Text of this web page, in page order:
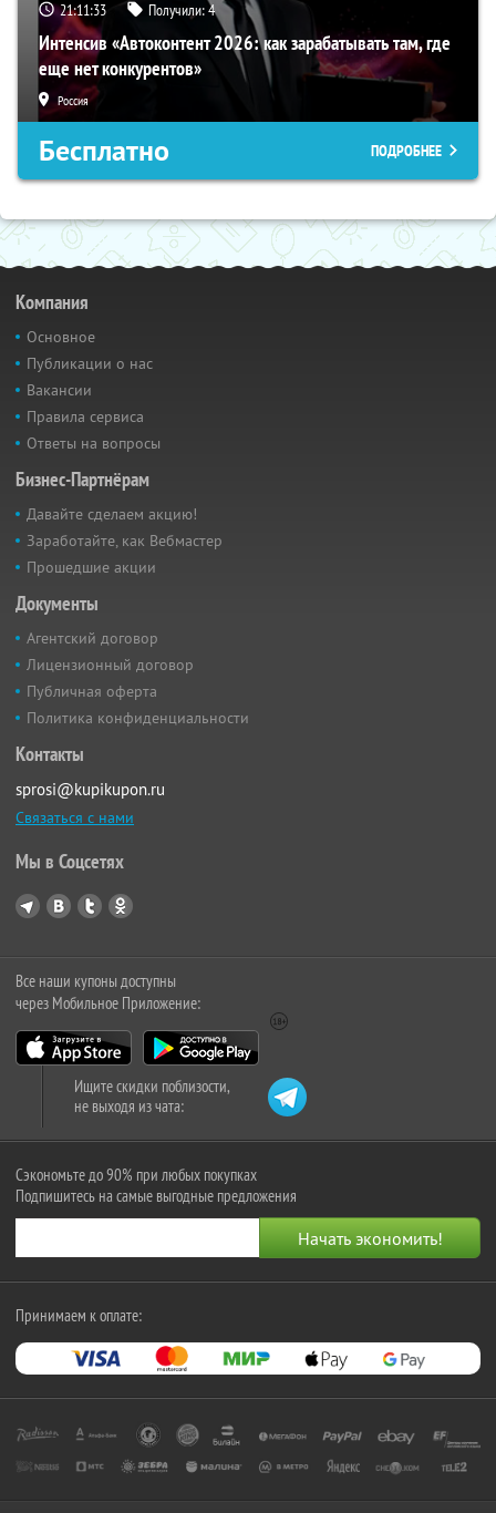
21:11:32 Получили:4
Интенсив «Автоконтент 2026: как зарабатывать там, где
еще нет конкурентов»
Россия
Бесплатно ПОДРОБНЕЕ
Компания
Основное
Публикации о нас
Вакансии
Правила сервиса
Ответы на вопросы
Бизнес-Партнёрам
Давайте сделаем акцию!
Заработайте, как Вебмастер
Прошедшие акции
Документы
Агентский договор
Лицензионный договор
Публичная оферта
Политика конфиденциальности
Контакты
sprosi@kupikupon.ru
Связаться с нами
Мы в Соцсетях
Все наши купоны доступны
через Мобильное Приложение:
Ищите скидки поблизости,
не выходя из чата:
Сэкономьте до 90% при любых покупках
Подпишитесь на самые выгодные предложения
Принимаем к оплате: